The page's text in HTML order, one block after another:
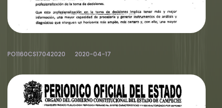
PO1160CS17042020 2020-04-17